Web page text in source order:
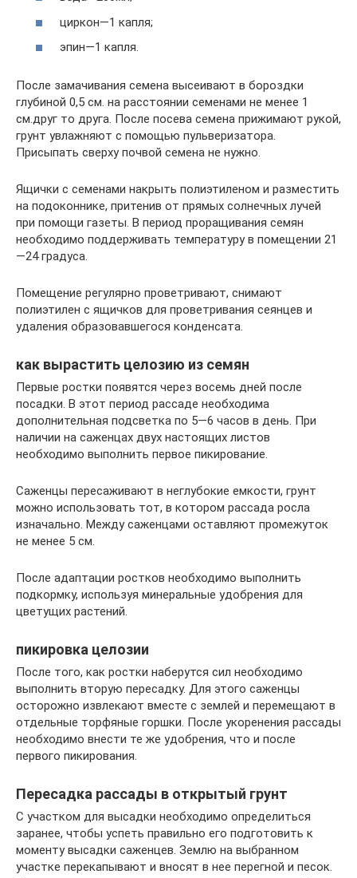
циркон—1 капля;
эпин—1 капля.
После замачивания семена высеивают в бороздки
глубиной 0,5 см. на расстоянии семенами не менее 1
см.друг то друга. После посева семена прижимают рукой,
грунт увлажняют с помощью пульверизатора.
Присыпать сверху почвой семена не нужно.
Ящички с семенами накрыть полиэтиленом и разместить
на подоконнике, притенив от прямых солнечных лучей
при помощи газеты. В период проращивания семян
необходимо поддерживать температуру в помещении 21
—24 градуса.
Помещение регулярно проветривают, снимают
полиэтилен с ящичков для проветривания сеянцев и
удаления образовавшегося конденсата.
как вырастить целозию из семян
Первые ростки появятся через восемь дней после
посадки. В этот период рассаде необходима
дополнительная подсветка по 5—6 часов в день. При
наличии на саженцах двух настоящих листов
необходимо выполнить первое пикирование.
Саженцы пересаживают в неглубокие емкости, грунт
можно использовать тот, в котором рассада росла
изначально. Между саженцами оставляют промежуток
не менее 5 см.
После адаптации ростков необходимо выполнить
подкормку, используя минеральные удобрения для
цветущих растений.
пикировка целозии
После того, как ростки наберутся сил необходимо
выполнить вторую пересадку. Для этого саженцы
осторожно извлекают вместе с землей и перемещают в
отдельные торфяные горшки. После укоренения рассады
необходимо внести те же удобрения, что и после
первого пикирования.
Пересадка рассады в открытый грунт
С участком для высадки необходимо определиться
заранее, чтобы успеть правильно его подготовить к
моменту высадки саженцев. Землю на выбранном
участке перекапывают и вносят в нее перегной и песок.